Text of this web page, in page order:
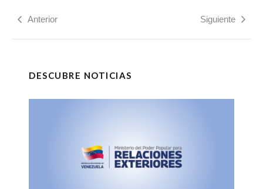
Anterior Siguiente
DESCUBRE NOTICIAS